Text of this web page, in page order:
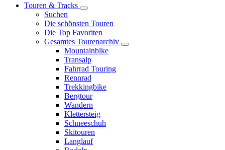
Touren & Tracks
Suchen
Die schönsten Touren
Die Top Favoriten
Gesamtes Tourenarchiv
Mountainbike
Transalp
Fahrrad Touring
Rennrad
Trekkingbike
Bergtour
Wandern
Klettersteig
Schneeschuh
Skitouren
Langlauf